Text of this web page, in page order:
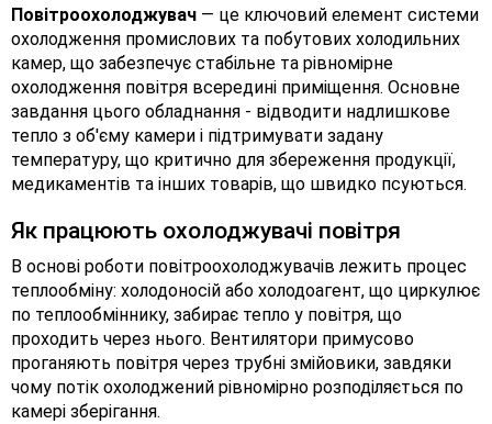
Повітроохолоджувач — це ключовий елемент системи
охолодження промислових та побутових холодильних
камер, що забезпечує стабільне та рівномірне
охолодження повітря всередині приміщення. Основне
завдання цього обладнання - відводити надлишкове
тепло з об'єму камери і підтримувати задану
температуру, що критично для збереження продукції,
медикаментів та інших товарів, що швидко псуються.
Як працюють охолоджувачі повітря
В основі роботи повітроохолоджувачів лежить процес
теплообміну: холодоносій або холодоагент, що циркулює
по теплообміннику, забирає тепло у повітря, що
проходить через нього. Вентилятори примусово
проганяють повітря через трубні змійовики, завдяки
чому потік охолоджений рівномірно розподіляється по
камері зберігання.